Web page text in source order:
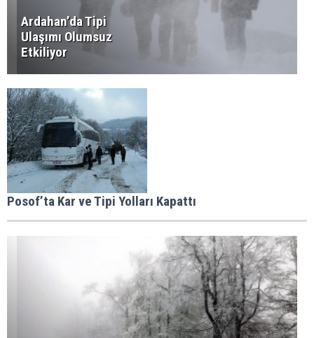
Ardahan’da Tipi
Ulaşımı Olumsuz
Etkiliyor
Posof’ta Kar ve Tipi Yolları Kapattı